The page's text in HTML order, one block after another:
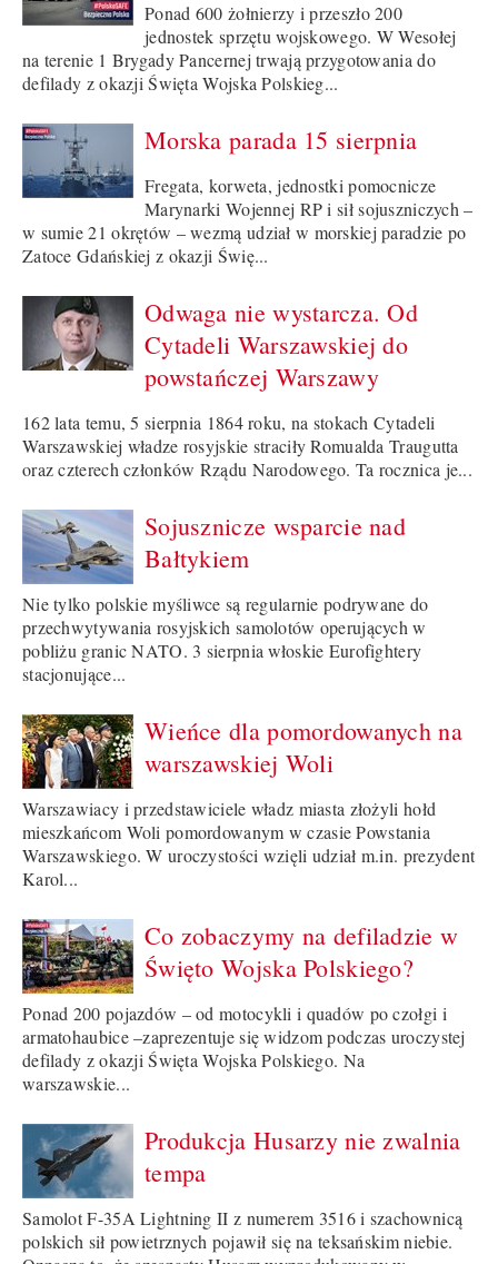
Ponad 600 żołnierzy i przeszło 200
jednostek sprzętu wojskowego. W Wesołej
na terenie 1 Brygady Pancernej trwają przygotowania do
defilady z okazji Święta Wojska Polskieg...
Morska parada 15 sierpnia
Fregata, korweta, jednostki pomocnicze
Marynarki Wojennej RP i sił sojuszniczych –
w sumie 21 okrętów – wezmą udział w morskiej paradzie po
Zatoce Gdańskiej z okazji Świę...
Odwaga nie wystarcza. Od
Cytadeli Warszawskiej do
powstańczej Warszawy
162 lata temu, 5 sierpnia 1864 roku, na stokach Cytadeli
Warszawskiej władze rosyjskie straciły Romualda Traugutta
oraz czterech członków Rządu Narodowego. Ta rocznica je...
Sojusznicze wsparcie nad
Bałtykiem
Nie tylko polskie myśliwce są regularnie podrywane do
przechwytywania rosyjskich samolotów operujących w
pobliżu granic NATO. 3 sierpnia włoskie Eurofightery
stacjonujące...
Wieńce dla pomordowanych na
warszawskiej Woli
Warszawiacy i przedstawiciele władz miasta złożyli hołd
mieszkańcom Woli pomordowanym w czasie Powstania
Warszawskiego. W uroczystości wzięli udział m.in. prezydent
Karol...
Co zobaczymy na defiladzie w
Święto Wojska Polskiego?
Ponad 200 pojazdów – od motocykli i quadów po czołgi i
armatohaubice –zaprezentuje się widzom podczas uroczystej
defilady z okazji Święta Wojska Polskiego. Na
warszawskie...
Produkcja Husarzy nie zwalnia
tempa
Samolot F-35A Lightning II z numerem 3516 i szachownicą
polskich sił powietrznych pojawił się na teksańskim niebie.